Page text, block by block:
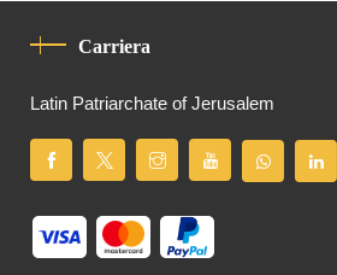
Carriera
Latin Patriarchate of Jerusalem